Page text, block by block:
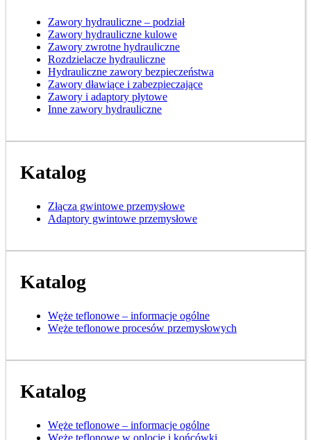
Zawory hydrauliczne – podział
Zawory hydrauliczne kulowe
Zawory zwrotne hydrauliczne
Rozdzielacze hydrauliczne
Hydrauliczne zawory bezpieczeństwa
Zawory dławiące i zabezpieczające
Zawory i adaptory płytowe
Inne zawory hydrauliczne
Katalog
Złącza gwintowe przemysłowe
Adaptory gwintowe przemysłowe
Katalog
Węże teflonowe – informacje ogólne
Węże teflonowe procesów przemysłowych
Katalog
Węże teflonowe – informacje ogólne